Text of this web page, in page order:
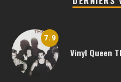
7.9
Vinyl Queen